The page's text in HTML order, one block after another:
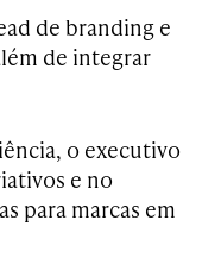
de branding e
de integrar
o executivo
e no
para marcas em